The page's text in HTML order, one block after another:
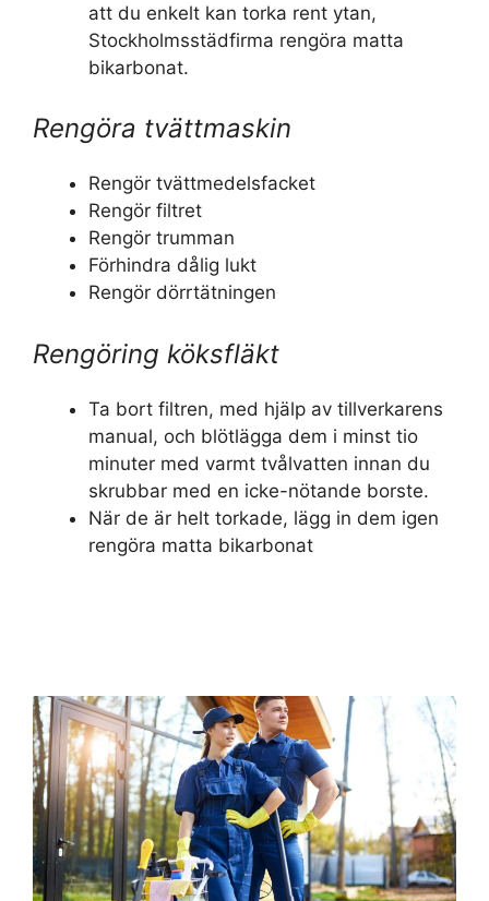
att du enkelt kan torka rent ytan,
Stockholmsstädfirma rengöra matta
bikarbonat.
Rengöra tvättmaskin
Rengör tvättmedelsfacket
Rengör filtret
Rengör trumman
Förhindra dålig lukt
Rengör dörrtätningen
Rengöring köksfläkt
Ta bort filtren, med hjälp av tillverkarens
manual, och blötlägga dem i minst tio
minuter med varmt tvålvatten innan du
skrubbar med en icke-nötande borste.
När de är helt torkade, lägg in dem igen
rengöra matta bikarbonat